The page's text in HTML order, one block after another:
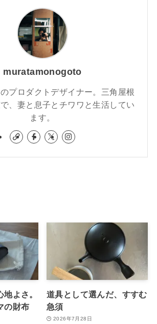
muratamonogoto
プロダクトデザイナー。三角屋根
、妻と息子とチワワと生活してい
ます。
よさ。
の財布
道具として選んだ、すすむ
急須
2026年7月28日